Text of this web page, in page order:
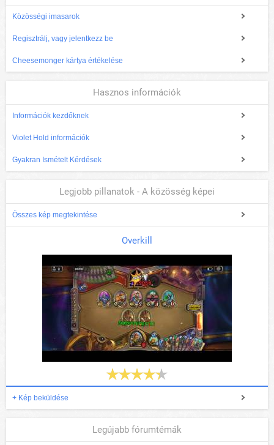
Közösségi imasarok
Regisztrálj, vagy jelentkezz be
Cheesemonger kártya értékelése
Hasznos információk
Információk kezdőknek
Violet Hold információk
Gyakran Ismételt Kérdések
Legjobb pillanatok - A közösség képei
Összes kép megtekintése
Overkill
+ Kép beküldése
Legújabb fórumtémák